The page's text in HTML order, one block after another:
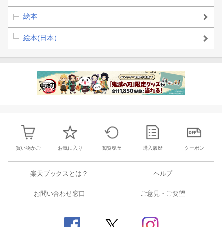
絵本
絵本(日本）
買い物かご お気に入り 閲覧履歴 購入履歴 クーポン
楽天ブックスとは？ ヘルプ
お問い合わせ窓口 ご意見・ご要望